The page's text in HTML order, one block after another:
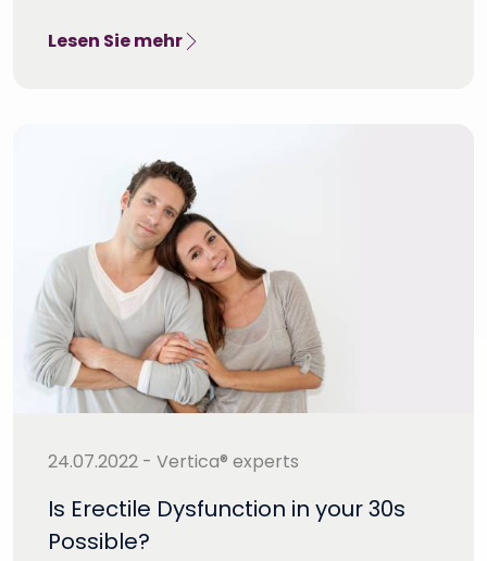
Lesen Sie mehr
24.07.2022 - Vertica® experts
Is Erectile Dysfunction in your 30s
Possible?